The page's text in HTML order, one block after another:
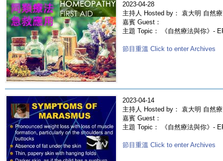
2023-04-28
主持人 Hosted by： 袁大明 自然
嘉賓 Guest：
主題 Topic： 《自然療法與你》-
節目重溫 Click to enter Archives
2023-04-14
主持人 Hosted by： 袁大明 自然
嘉賓 Guest：
主題 Topic： 《自然療法與你》-
節目重溫 Click to enter Archives